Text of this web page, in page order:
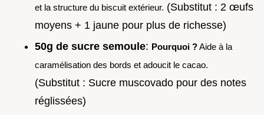
et la structure du biscuit extérieur. (Substitut : 2 œufs
moyens + 1 jaune pour plus de richesse)
50g de sucre semoule: Pourquoi ?Aide à la
caramélisation des bords et adoucit le cacao.
(Substitut : Sucre muscovado pour des notes
réglissées)